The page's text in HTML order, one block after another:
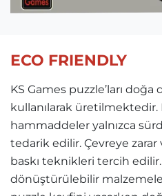
ECO FRIENDLY
KS Games puzzle’ları
kullanılarak üretilmektedir.
hammaddeler yalnızca
tedarik edilir. Çevreye
baskı teknikleri tercih
dönüştürülebilir